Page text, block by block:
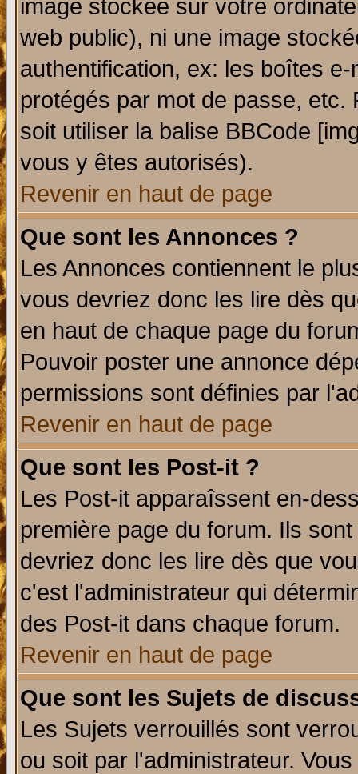
image stockée sur votre
web public), ni une image
authentification, ex: les boîtes
protégés par mot de passe,
soit utiliser la balise BBCode
vous y êtes autorisés).
Revenir en haut de page
Que sont les Annonces ?
Les Annonces contiennent le
vous devriez donc les lire dès
en haut de chaque page du
Pouvoir poster une annonce
permissions sont définies par
Revenir en haut de page
Que sont les Post-it ?
Les Post-it apparaîssent en-
première page du forum. Ils
devriez donc les lire dès que
c'est l'administrateur qui
des Post-it dans chaque forum.
Revenir en haut de page
Que sont les Sujets de
Les Sujets verrouillés sont
ou soit par l'administrateur.